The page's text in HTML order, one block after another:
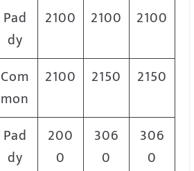
Pad
dy
2100 2100 2100
Com
mon
2100 2150 2150
Pad
dy
200
0
306
0
306
0